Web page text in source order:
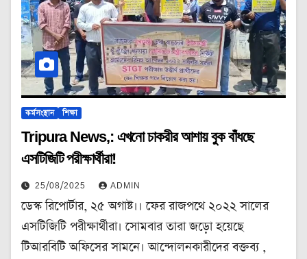
কর্মসংস্থান শিক্ষা
Tripura News,: এখনো চাকরীর আশায় বুক বাঁধছে
এসটিজিটি পরীক্ষার্থীরা!
25/08/2025 ADMIN
ডেস্ক রিপোর্টার, ২৫ অগাষ্ট।। ফের রাজপথে ২০২২ সালের
এসটিজিটি পরীক্ষার্থীরা। সোমবার তারা জড়ো হয়েছে
টিআরবিটি অফিসের সামনে। আন্দোলনকারীদের বক্তব্য ,